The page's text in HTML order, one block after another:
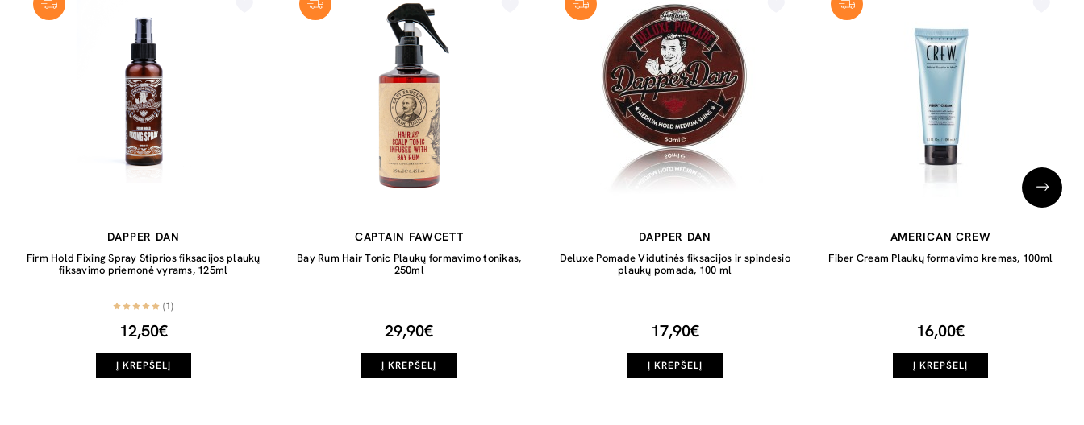
DAPPER DAN
Firm Hold Fixing Spray Stiprios fiksacijos plaukų
fiksavimo priemonė vyrams, 125ml
(1)
12,50€
Į KREPŠELĮ
CAPTAIN FAWCETT
Bay Rum Hair Tonic Plaukų formavimo tonikas,
250ml
29,90€
Į KREPŠELĮ
DAPPER DAN
Deluxe Pomade Vidutinės fiksacijos ir spindesio
plaukų pomada, 100 ml
17,90€
Į KREPŠELĮ
AMERICAN CREW
Fiber Cream Plaukų formavimo kremas, 100ml
16,00€
Į KREPŠELĮ